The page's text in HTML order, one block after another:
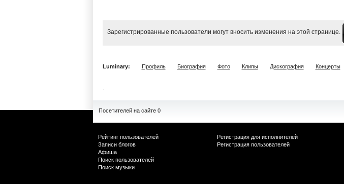
Зарегистрированные пользователи могут вносить изменения на этой странице.
Luminary: Профиль Биография Фото Клипы Дискография Концерты
Посетителей на сайте 0
Рейтинг пользователей
Записи блогов
Афиша
Поиск пользователей
Поиск музыки
Регистрация для исполнителей
Регистрация пользователей